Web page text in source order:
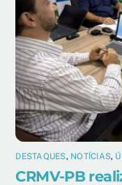
DESTAQUES, NOTÍCIAS,
CRMV-PB